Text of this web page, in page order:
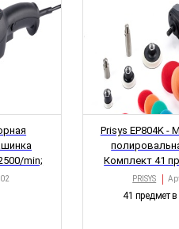
min;
Prisys EP804K -
Комплект 41
1,2,3"(M14);
PRISYS
41 предмет в